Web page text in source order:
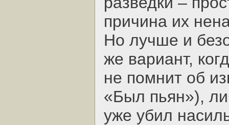
причина их
Но лучше и
же вариант,
не помнит об
«Был пьян»),
уже убил